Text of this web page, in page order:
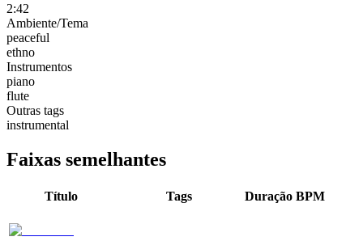
2:42
Ambiente/Tema
peaceful
ethno
Instrumentos
piano
flute
Outras tags
instrumental
Faixas semelhantes
Título Tags Duração BPM